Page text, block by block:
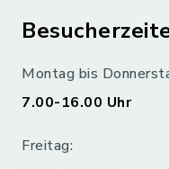
Montag bis
7.00-16.00 Uhr
Freitag: